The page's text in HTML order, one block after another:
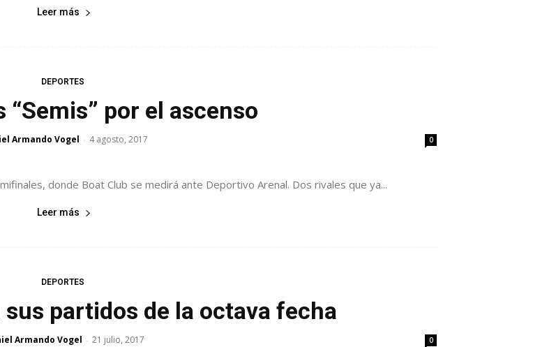
Leer más
DEPORTES
por el ascenso
Armando Vogel - 4 agosto, 2017 0
donde Boat Club se medirá ante Deportivo Arenal. Dos rivales que ya...
Leer más
DEPORTES
sus partidos de la octava fecha
Armando Vogel - 21 julio, 2017 0